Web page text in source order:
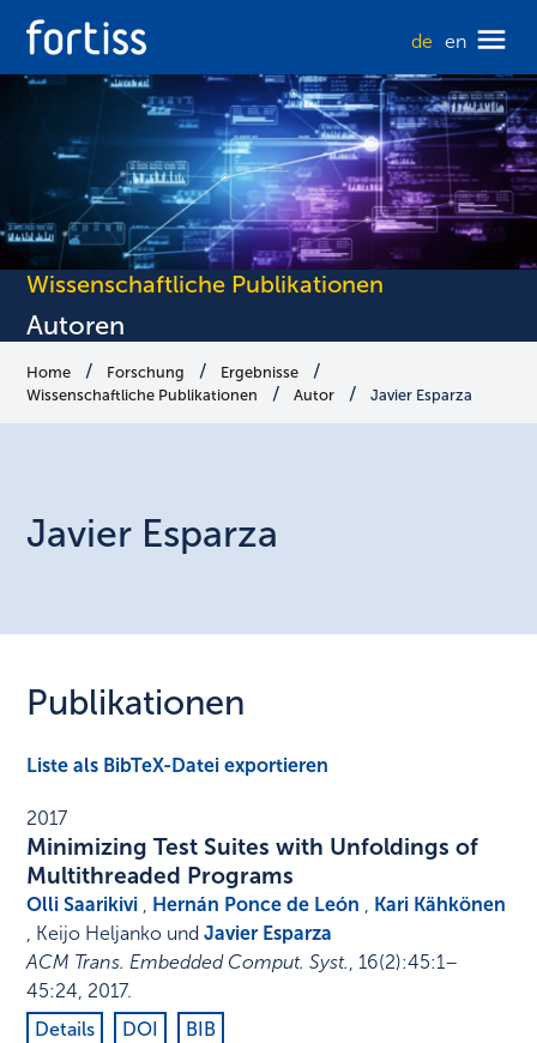
de en
Wissenschaftliche Publikationen
Autoren
Home Forschung
Ergebnisse
Wissenschaftliche Publikationen
Autor Javier Esparza
Javier Esparza
Publikationen
Liste als BibTeX-Datei exportieren
2017
Minimizing Test Suites with Unfoldings of
Multithreaded Programs
Olli Saarikivi , Hernán Ponce de León , Kari Kähkönen
, Keijo Heljanko undJavier Esparza
ACM Trans. Embedded Comput. Syst.,16(2):45:1–
45:24, 2017.
Details
DOI BIB